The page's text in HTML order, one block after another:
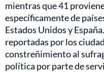
mientras que 41
específicamente de
Estados Unidos y
reportadas por los
constreñimiento al
política por parte de